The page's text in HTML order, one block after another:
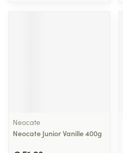
Neocate
Neocate Junior Vanille 400g